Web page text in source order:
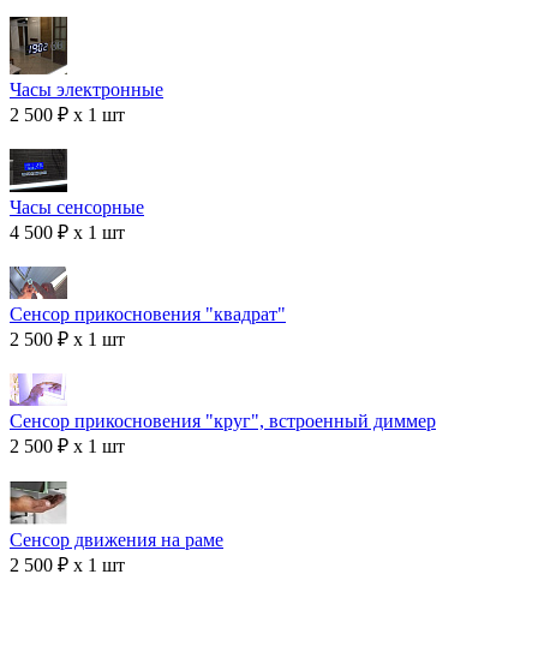
Часы электронные
2 500 ₽ x 1 шт
Часы сенсорные
4 500 ₽ x 1 шт
Сенсор прикосновения "квадрат"
2 500 ₽ x 1 шт
Сенсор прикосновения "круг", встроенный диммер
2 500 ₽ x 1 шт
Сенсор движения на раме
2 500 ₽ x 1 шт